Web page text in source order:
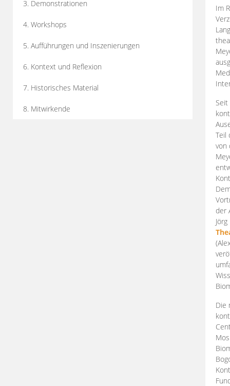
3. Demonstrationen
4. Workshops
5. Aufführungen und Inszenierungen
6. Kontext und Reflexion
7. Historisches Material
8. Mitwirkende
Im
Teil
von
der
Die